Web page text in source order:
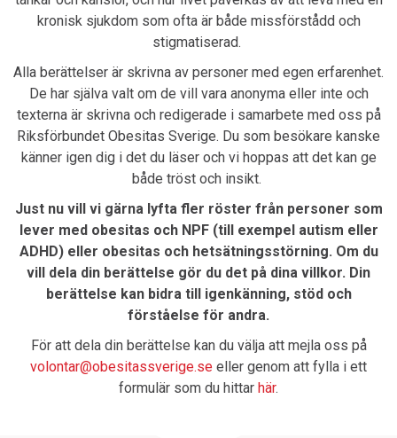
kronisk sjukdom som ofta är både missförstådd och
stigmatiserad.
Alla berättelser är skrivna av personer med egen erfarenhet.
De har själva valt om de vill vara anonyma eller inte och
texterna är skrivna och redigerade i samarbete med oss på
Riksförbundet Obesitas Sverige. Du som besökare kanske
känner igen dig i det du läser och vi hoppas att det kan ge
både tröst och insikt.
Just nu vill vi gärna lyfta fler röster från personer som
lever med obesitas och NPF (till exempel autism eller
ADHD) eller obesitas och hetsätningsstörning. Om du
vill dela din berättelse gör du det på dina villkor. Din
berättelse kan bidra till igenkänning, stöd och
förståelse för andra.
För att dela din berättelse kan du välja att mejla oss på
volontar@obesitassverige.se eller genom att fylla i ett
formulär som du hittar här.